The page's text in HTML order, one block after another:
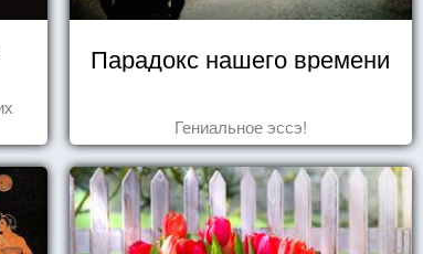
Парадокс нашего времени
Гениальное эссэ!